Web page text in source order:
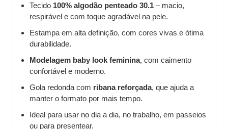
Tecido 100% algodão penteado 30.1 – macio,
respirável e com toque agradável na pele.
Estampa em alta definição, com cores vivas e ótima
durabilidade.
Modelagem baby look feminina, com caimento
confortável e moderno.
Gola redonda com ribana reforçada, que ajuda a
manter o formato por mais tempo.
Ideal para usar no dia a dia, no trabalho, em passeios
ou para presentear.